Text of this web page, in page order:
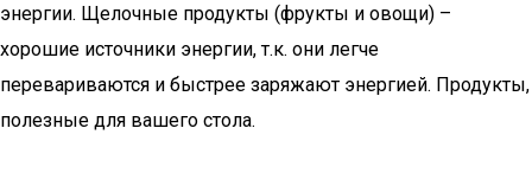
энергии. Щелочные продукты (фрукты и овощи) –
хорошие источники энергии, т.к. они легче
перевариваются и быстрее заряжают энергией. Продукты,
полезные для вашего стола.